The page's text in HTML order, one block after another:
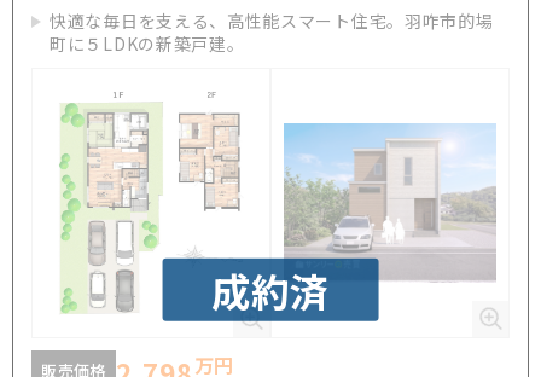
成約済
快適な毎日を支える、高性能スマート住宅。羽咋市的場
町に５LDKの新築戸建。
販売価格 万円